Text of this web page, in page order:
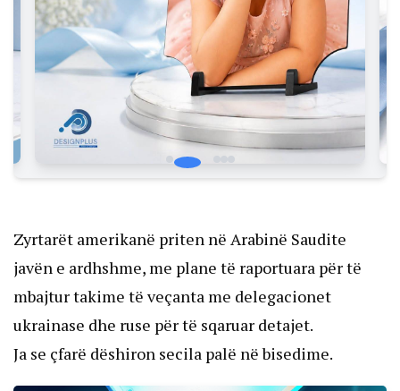
Zyrtarët amerikanë priten në Arabinë Saudite
javën e ardhshme, me plane të raportuara për të
mbajtur takime të veçanta me delegacionet
ukrainase dhe ruse për të sqaruar detajet.
Ja se çfarë dëshiron secila palë në bisedime.